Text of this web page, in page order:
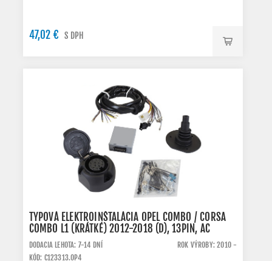
47,02 € S DPH
TYPOVÁ ELEKTROINŠTALÁCIA OPEL COMBO / CORSA
COMBO L1 (KRÁTKÉ) 2012-2018 (D), 13PIN, AC
DODACIA LEHOTA: 7-14 DNÍ
ROK VÝROBY: 2010 -
KÓD: C123313.OP4